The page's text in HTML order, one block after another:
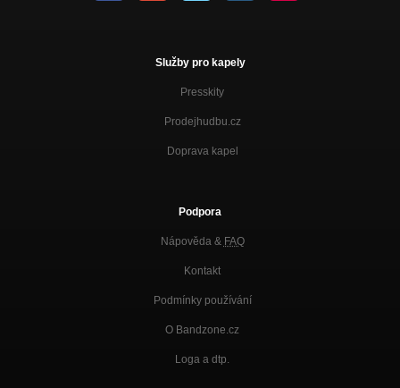
Služby pro kapely
Presskity
Prodejhudbu.cz
Doprava kapel
Podpora
Nápověda & FAQ
Kontakt
Podmínky používání
O Bandzone.cz
Loga a dtp.